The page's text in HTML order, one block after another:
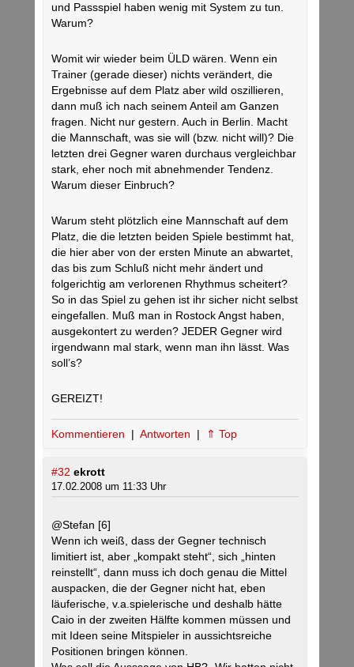
und Passspiel haben wenig mit System zu tun.
Warum?
Womit wir wieder beim ÜLD wären. Wenn ein
Trainer (gerade dieser) nichts verändert, die
Ergebnisse auf dem Platz aber wild oszillieren,
dann muß ich nach seinem Anteil am Ganzen
fragen. Nicht nur gestern. Auch in Berlin. Macht
die Mannschaft, was sie will (bzw. nicht will)? Die
letzten drei Gegner waren durchaus vergleichbar
stark, eher noch mit abnehmender Tendenz.
Warum dieser Einbruch?
Warum steht plötzlich eine Mannschaft auf dem
Platz, die die letzten beiden Spiele bestimmt hat,
die hier aber von der ersten Minute an abwartet,
das bis zum Schluß nicht mehr ändert und
folgerichtig am verlorenen Rhythmus scheitert?
So in das Spiel zu gehen ist ihr sicher nicht selbst
eingefallen. Muß man in Rostock Angst haben,
ausgekontert zu werden? JEDER Gegner wird
irgendwann mal stark, wenn man ihn lässt. Was
soll’s?
GEREIZT!
Kommentieren | Antworten | ⇑ Top
#32 ekrott
17.02.2008 um 11:33 Uhr
@Stefan [6]
Wenn ich weiß, dass der Gegner technisch
limitiert ist, aber „kompakt steht“, sich „hinten
reinstellt“, dann muss ich doch genau die Mittel
auspacken, die der Gegner nicht hat, eben
läuferische, v.a.spielerische und deshalb hätte
Caio in der zweiten Hälfte kommen müssen und
mit Ideen seine Mitspieler in aussichtsreiche
Positionen bringen können.